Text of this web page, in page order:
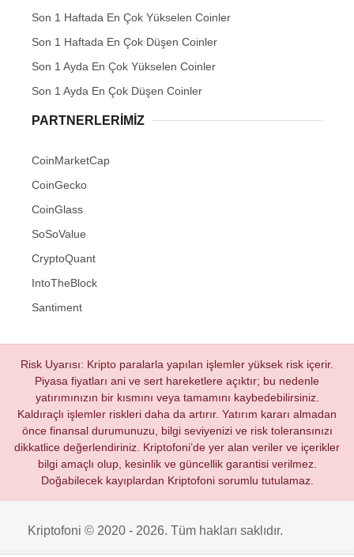
Son 1 Haftada En Çok Yükselen Coinler
Son 1 Haftada En Çok Düşen Coinler
Son 1 Ayda En Çok Yükselen Coinler
Son 1 Ayda En Çok Düşen Coinler
PARTNERLERIMIZ
CoinMarketCap
CoinGecko
CoinGlass
SoSoValue
CryptoQuant
IntoTheBlock
Santiment
Risk Uyarısı: Kripto paralarla yapılan işlemler yüksek risk içerir.
Piyasa fiyatları ani ve sert hareketlere açıktır; bu nedenle
yatırımınızın bir kısmını veya tamamını kaybedebilirsiniz.
Kaldıraçlı işlemler riskleri daha da artırır. Yatırım kararı almadan
önce finansal durumunuzu, bilgi seviyenizi ve risk toleransınızı
dikkatlice değerlendiriniz. Kriptofoni’de yer alan veriler ve içerikler
bilgi amaçlı olup, kesinlik ve güncellik garantisi verilmez.
Doğabilecek kayıplardan Kriptofoni sorumlu tutulamaz.
Kriptofoni © 2020 - 2026. Tüm hakları saklıdır.